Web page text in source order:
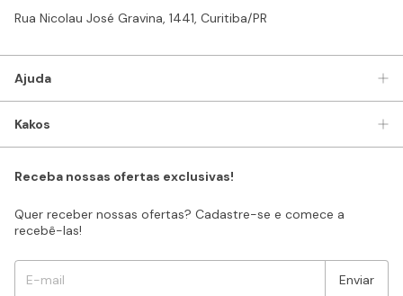
Rua Nicolau José Gravina, 1441, Curitiba/PR
Ajuda
Kakos
Receba nossas ofertas exclusivas!
Quer receber nossas ofertas? Cadastre-se e comece a
recebê-las!